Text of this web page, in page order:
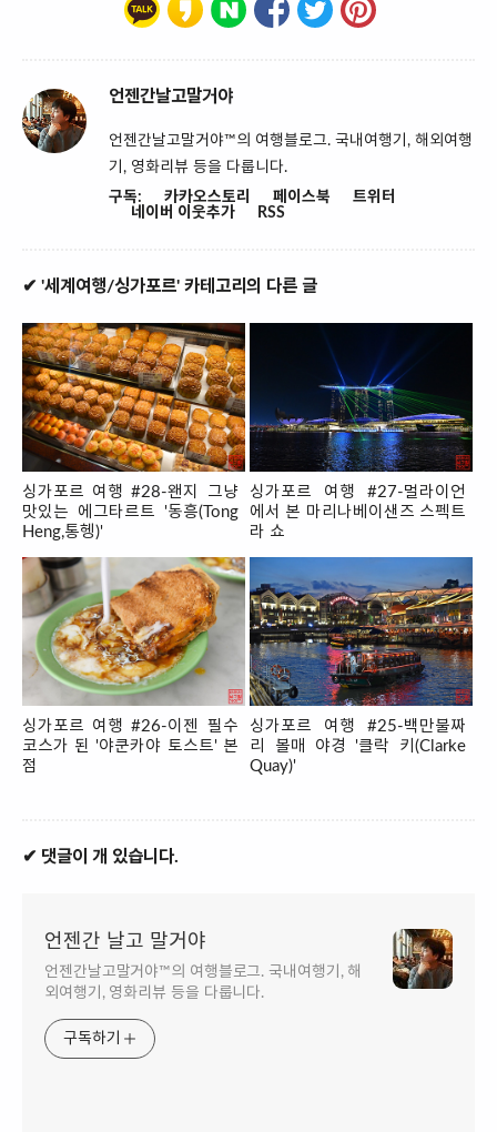
언젠간날고말거야
언젠간날고말거야™의 여행블로그. 국내여행기, 해외여행
기, 영화리뷰 등을 다룹니다.
구독:
카카오스토리 페이스북
트위터
네이버 이웃추가
RSS
✔ '세계여행/싱가포르' 카테고리의 다른 글
싱가포르 여행 #28-왠지 그냥
맛있는 에그타르트 '동흥(Tong
Heng,통헹)'
싱가포르 여행 #27-멀라이언
에서 본 마리나베이샌즈 스펙트
라 쇼
싱가포르 여행 #26-이젠 필수
코스가 된 '야쿤카야 토스트' 본
점
싱가포르 여행 #25-백만불짜
리 볼매 야경 '클락 키(Clarke
Quay)'
✔ 댓글이 개 있습니다.
언젠간 날고 말거야
언젠간날고말거야™의 여행블로그. 국내여행기, 해
외여행기, 영화리뷰 등을 다룹니다.
구독하기